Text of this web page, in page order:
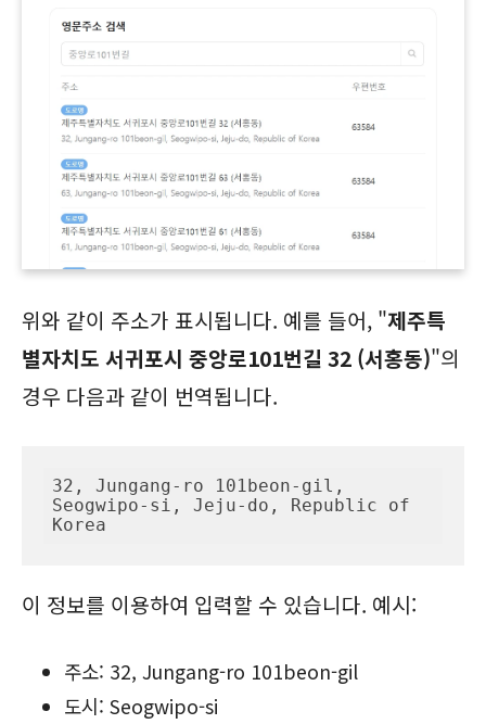
위와 같이 주소가 표시됩니다. 예를 들어, "제주특
별자치도 서귀포시 중앙로101번길 32 (서홍동)"의
경우 다음과 같이 번역됩니다.
32, Jungang-ro 101beon-gil,
Seogwipo-si, Jeju-do, Republic of
Korea
이 정보를 이용하여 입력할 수 있습니다. 예시:
주소: 32, Jungang-ro 101beon-gil
도시: Seogwipo-si